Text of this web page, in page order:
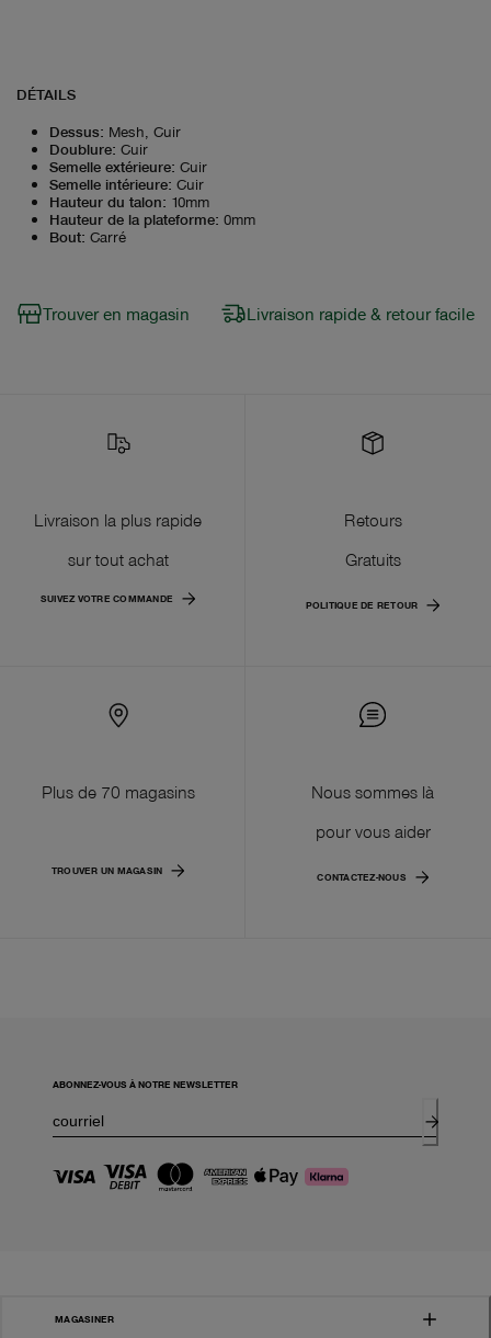
DÉTAILS
Dessus: Mesh, Cuir
Doublure: Cuir
Semelle extérieure: Cuir
Semelle intérieure: Cuir
Hauteur du talon: 10mm
Hauteur de la plateforme: 0mm
Bout: Carré
Trouver en magasin Livraison rapide & retour facile
Livraison la plus rapide
sur tout achat
SUIVEZ VOTRE COMMANDE
Retours
Gratuits
POLITIQUE DE RETOUR
Plus de 70 magasins
TROUVER UN MAGASIN
Nous sommes là
pour vous aider
CONTACTEZ-NOUS
ABONNEZ-VOUS À NOTRE NEWSLETTER
MAGASINER